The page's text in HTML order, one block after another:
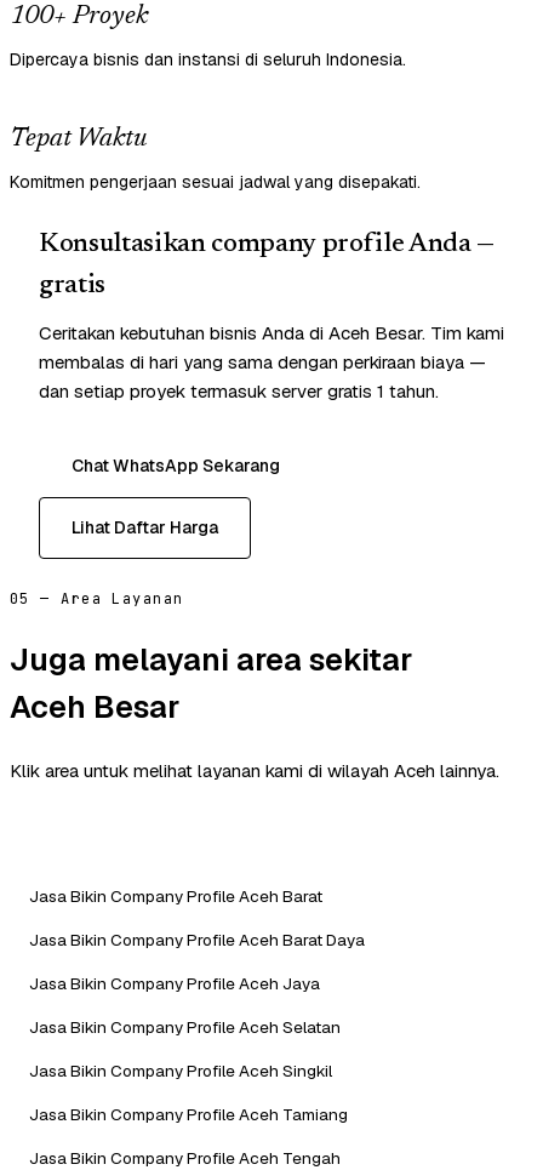
100+ Proyek
Dipercaya bisnis dan instansi di seluruh Indonesia.
Tepat Waktu
Komitmen pengerjaan sesuai jadwal yang disepakati.
Konsultasikan company profile Anda —
gratis
Ceritakan kebutuhan bisnis Anda di Aceh Besar. Tim kami
membalas di hari yang sama dengan perkiraan biaya —
dan setiap proyek termasuk server gratis 1 tahun.
Chat WhatsApp Sekarang
Lihat Daftar Harga
05 — Area Layanan
Juga melayani area sekitar
Aceh Besar
Klik area untuk melihat layanan kami di wilayah Aceh lainnya.
Jasa Bikin Company Profile Aceh Barat
Jasa Bikin Company Profile Aceh Barat Daya
Jasa Bikin Company Profile Aceh Jaya
Jasa Bikin Company Profile Aceh Selatan
Jasa Bikin Company Profile Aceh Singkil
Jasa Bikin Company Profile Aceh Tamiang
Jasa Bikin Company Profile Aceh Tengah